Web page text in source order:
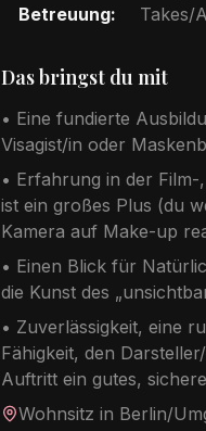
Betreuung:
Takes/
Das bringst du mit
• Eine fundierte
Visagist/in oder
• Erfahrung in der
ist ein großes Plus (du
Kamera auf Make-up
• Einen Blick für
die Kunst des
• Zuverlässigkeit, eine
Fähigkeit, den
Auftritt ein gutes,
Wohnsitz in Berlin/